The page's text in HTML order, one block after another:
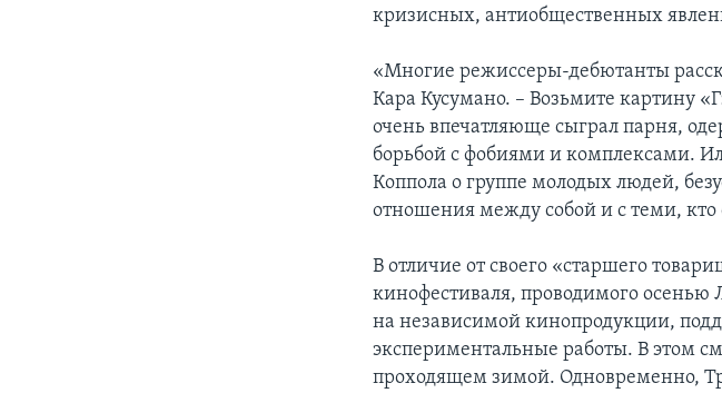
кризисных, антиобщественных
«Многие режиссеры-дебютанты
Кара Кусумано. – Возьмите картину
очень впечатляюще сыграл парня,
борьбой с фобиями и комплексами.
Коппола о группе молодых людей,
отношения между собой и с теми, кто
В отличие от своего «старшего
кинофестиваля, проводимого осенью
на независимой кинопродукции,
экспериментальные работы. В этом
проходящем зимой. Одновременно,